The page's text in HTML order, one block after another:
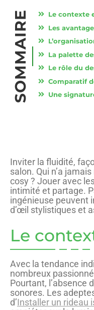
SOMMAIRE
Le contexte
Les
La palette
Le rôle du
Comparatif
Une
Inviter la fluidité,
salon. Qui n’a
cosy ? Jouer avec
intimité et partage.
ingénieuse peuvent
d’œil stylistiques et
Le
Avec la tendance
nombreux
Pourtant, l’absence
sonores. Les
d’Installer un rideau